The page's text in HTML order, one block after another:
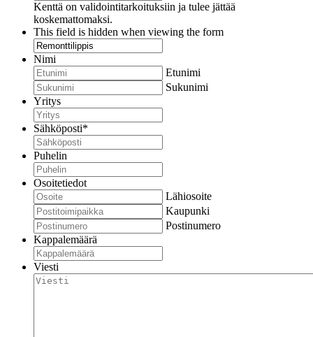
Kenttä on validointitarkoituksiin ja tulee jättää
koskemattomaksi.
This field is hidden when viewing the form
Nimi
Etunimi
Sukunimi
Yritys
Sähköposti*
Puhelin
Osoitetiedot
Lähiosoite
Kaupunki
Postinumero
Kappalemäärä
Viesti